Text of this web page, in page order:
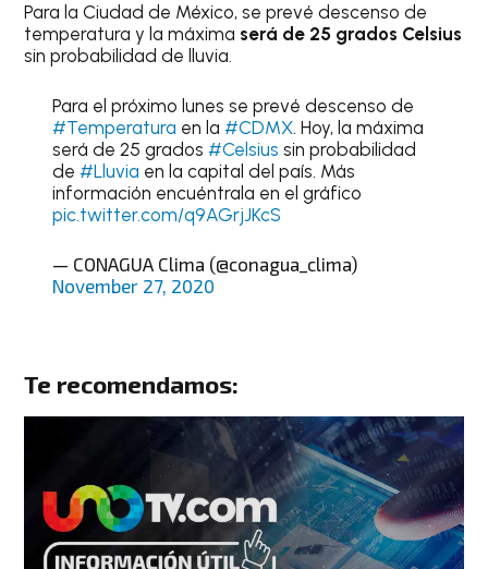
Para la Ciudad de México, se prevé descenso de
temperatura y la máxima será de 25 grados Celsius
sin probabilidad de lluvia.
Para el próximo lunes se prevé descenso de
#Temperatura en la #CDMX. Hoy, la máxima
será de 25 grados #Celsius sin probabilidad
de #Lluvia en la capital del país. Más
información encuéntrala en el gráfico
pic.twitter.com/q9AGrjJKcS
— CONAGUA Clima (@conagua_clima)
November 27, 2020
Te recomendamos: